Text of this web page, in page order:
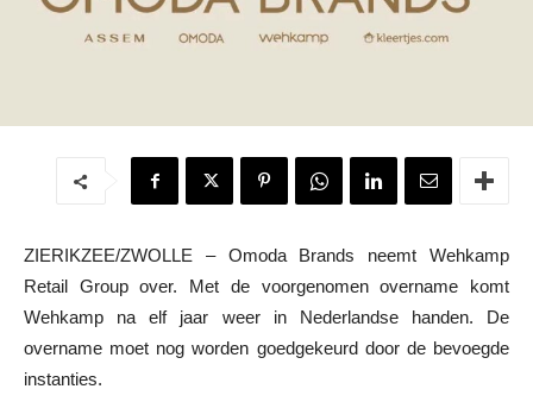
ZIERIKZEE/ZWOLLE – Omoda Brands neemt Wehkamp
Retail Group over. Met de voorgenomen overname komt
Wehkamp na elf jaar weer in Nederlandse handen. De
overname moet nog worden goedgekeurd door de bevoegde
instanties.